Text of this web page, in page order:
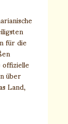
für die
über
Land,